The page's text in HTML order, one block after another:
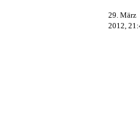
29. März
2012,